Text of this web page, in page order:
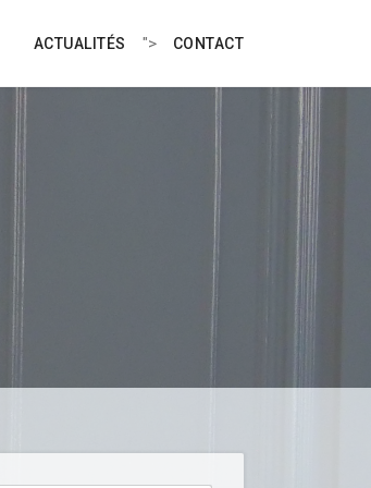
ACTUALITÉS "> CONTACT